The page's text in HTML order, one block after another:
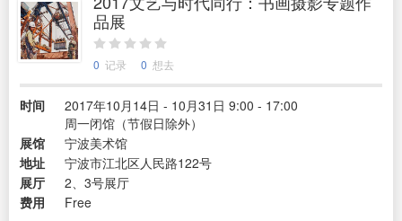
品展
0 记录 0 想去
时间
2017年10月14日 - 10月31日 9:00 - 17:00
周一闭馆（节假日除外）
展馆
宁波美术馆
地址
宁波市江北区人民路122号
展厅
2、3号展厅
费用
Free